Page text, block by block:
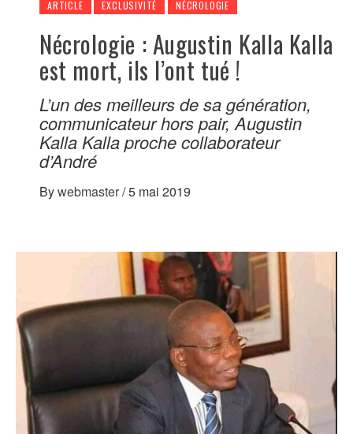
ARTICLE EXCLUSIVITÉ NÉCROLOGIE
Nécrologie : Augustin Kalla Kalla
est mort, ils l’ont tué !
L’un des meilleurs de sa génération,
communicateur hors pair, Augustin
Kalla Kalla proche collaborateur
d’André
Bywebmaster/5 mai 2019